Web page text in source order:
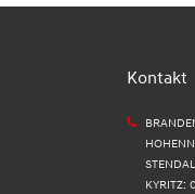
Kontakt
KYRITZ: